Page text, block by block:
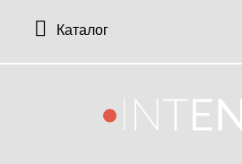
Каталог
12 Parfumeurs Francais